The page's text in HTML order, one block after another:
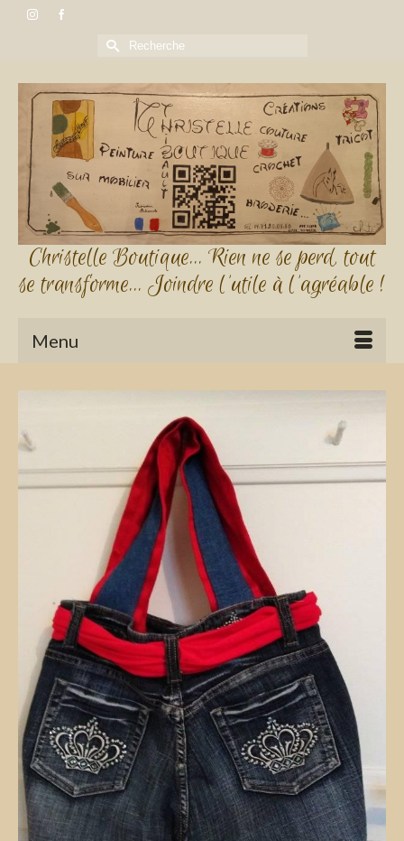
Rechercher :
Christelle Boutique... Rien ne se perd, tout
se transforme... Joindre l'utile à l'agréable !
Menu